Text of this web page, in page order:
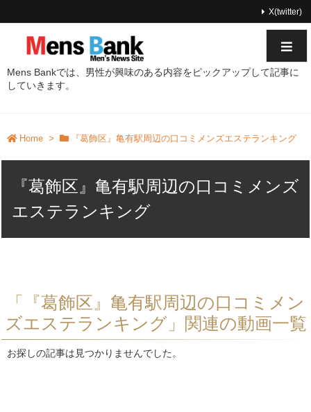
Mens Bankでは、男性が興味のある内容をピックアップして記事に
していきます。
X(twitter)
Home > 『葛飾区』亀有駅周辺の口コミメンズエステランキング
『葛飾区』亀有駅周辺の口コミメンズ
エステランキング
「『葛飾区』亀有駅周辺の口コミメン
ズエステランキング」関連の動画一覧
お探しの記事は見つかりませんでした。